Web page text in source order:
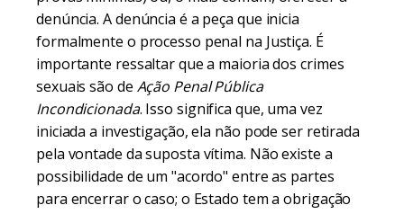
denúncia. A denúncia é a peça que inicia
formalmente o processo penal na Justiça. É
importante ressaltar que a maioria dos crimes
sexuais são de Ação Penal Pública
Incondicionada. Isso significa que, uma vez
iniciada a investigação, ela não pode ser retirada
pela vontade da suposta vítima. Não existe a
possibilidade de um "acordo" entre as partes
para encerrar o caso; o Estado tem a obrigação